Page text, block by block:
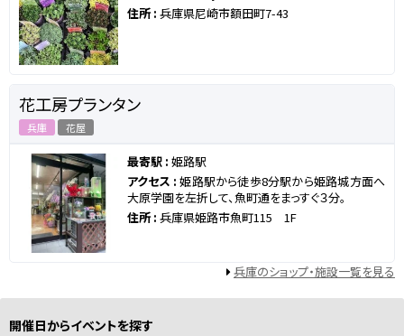
住所 : 兵庫県尼崎市額田町7-43
花工房プランタン
兵庫 花屋
最寄駅 : 姫路駅
アクセス :姫路駅から徒歩8分駅から姫路城方面へ
大原学園を左折して、魚町通をまっすぐ３分。
住所 : 兵庫県姫路市魚町115 1F
兵庫のショップ・施設一覧を見る
開催日からイベントを探す